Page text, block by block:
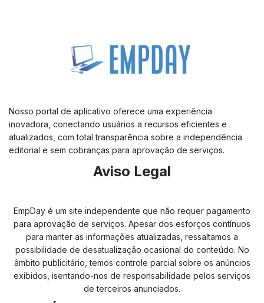
Nosso portal de aplicativo oferece uma experiência
inovadora, conectando usuários a recursos eficientes e
atualizados, com total transparência sobre a independência
editorial e sem cobranças para aprovação de serviços.
Aviso Legal
EmpDay é um site independente que não requer pagamento
para aprovação de serviços. Apesar dos esforços contínuos
para manter as informações atualizadas, ressaltamos a
possibilidade de desatualização ocasional do conteúdo. No
âmbito publicitário, temos controle parcial sobre os anúncios
exibidos, isentando-nos de responsabilidade pelos serviços
de terceiros anunciados.